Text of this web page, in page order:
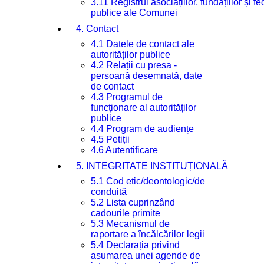
3.11 Registrul asociațiilor, fundațiilor și
publice ale Comunei
4. Contact
4.1 Datele de contact ale
autorităților publice
4.2 Relații cu presa -
persoană desemnată, date
de contact
4.3 Programul de
funcționare al autorităților
publice
4.4 Program de audiențe
4.5 Petiții
4.6 Autentificare
5. INTEGRITATE INSTITUȚIONALĂ
5.1 Cod etic/deontologic/de
conduită
5.2 Lista cuprinzând
cadourile primite
5.3 Mecanismul de
raportare a încălcărilor legii
5.4 Declarația privind
asumarea unei agende de